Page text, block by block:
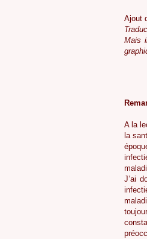
Ajout
Mais
A la
la
J’ai